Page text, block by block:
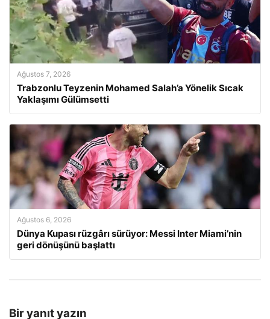
Ağustos 7, 2026
Trabzonlu Teyzenin Mohamed Salah’a Yönelik Sıcak
Yaklaşımı Gülümsetti
Ağustos 6, 2026
Dünya Kupası rüzgârı sürüyor: Messi Inter Miami’nin
geri dönüşünü başlattı
Bir yanıt yazın